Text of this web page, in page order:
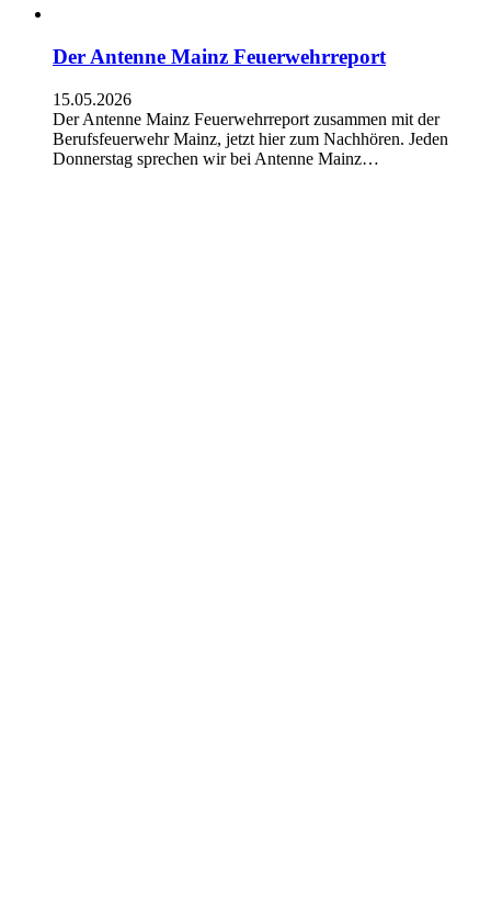
Der Antenne Mainz Feuerwehrreport
15.05.2026
Der Antenne Mainz Feuerwehrreport zusammen mit der
Berufsfeuerwehr Mainz, jetzt hier zum Nachhören. Jeden
Donnerstag sprechen wir bei Antenne Mainz…